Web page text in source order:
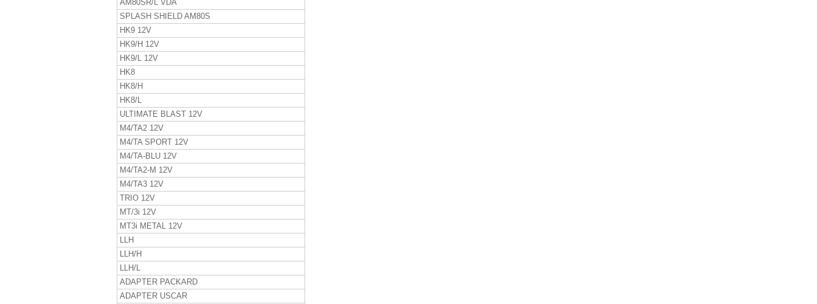
AM80SR/L VDA
SPLASH SHIELD AM80S
HK9 12V
HK9/H 12V
HK9/L 12V
HK8
HK8/H
HK8/L
ULTIMATE BLAST 12V
M4/TA2 12V
M4/TA SPORT 12V
M4/TA-BLU 12V
M4/TA2-M 12V
M4/TA3 12V
TRIO 12V
MT/3i 12V
MT3i METAL 12V
LLH
LLH/H
LLH/L
ADAPTER PACKARD
ADAPTER USCAR